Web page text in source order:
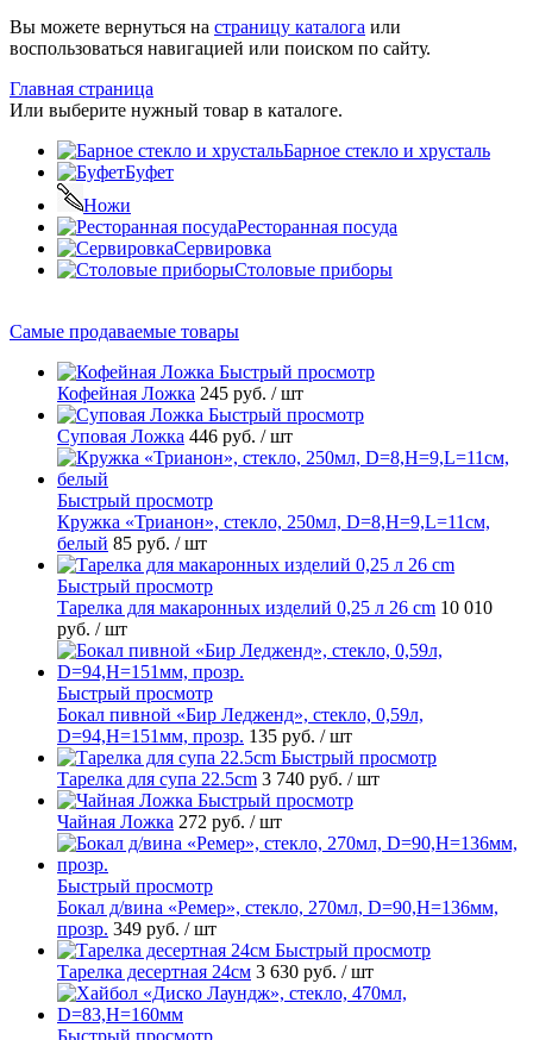
Вы можете вернуться на страницу каталога или
воспользоваться навигацией или поиском по сайту.
Главная страница
Или выберите нужный товар в каталоге.
Барное стекло и хрусталь
Буфет
Ножи
Ресторанная посуда
Сервировка
Столовые приборы
Самые продаваемые товары
Быстрый просмотр
Кофейная Ложка 245 руб. / шт
Быстрый просмотр
Суповая Ложка 446 руб. / шт
Быстрый просмотр
Кружка «Трианон», стекло, 250мл, D=8,H=9,L=11см,
белый 85 руб. / шт
Быстрый просмотр
Тарелка для макаронных изделий 0,25 л 26 cm 10 010
руб. / шт
Быстрый просмотр
Бокал пивной «Бир Ледженд», стекло, 0,59л,
D=94,H=151мм, прозр. 135 руб. / шт
Быстрый просмотр
Тарелка для супа 22.5cm 3 740 руб. / шт
Быстрый просмотр
Чайная Ложка 272 руб. / шт
Быстрый просмотр
Бокал д/вина «Ремер», стекло, 270мл, D=90,H=136мм,
прозр. 349 руб. / шт
Быстрый просмотр
Тарелка десертная 24см 3 630 руб. / шт